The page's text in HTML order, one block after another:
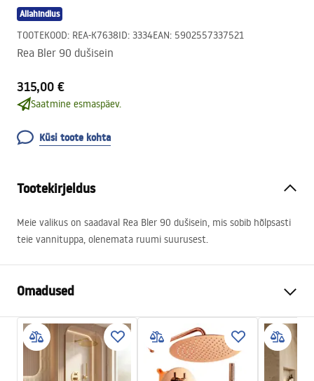
Allahindlus
TOOTEKOOD: REA-K7638ID: 3334EAN: 5902557337521
Rea Bler 90 dušisein
315,00 €
Saatmine esmaspäev.
Küsi toote kohta
Tootekirjeldus
Meie valikus on saadaval Rea Bler 90 dušisein, mis sobib hõlpsasti
teie vannituppa, olenemata ruumi suurusest.
Omadused
Suurus (uks x sein)
Värv
Must
Kabiini tüüp
Walk-in